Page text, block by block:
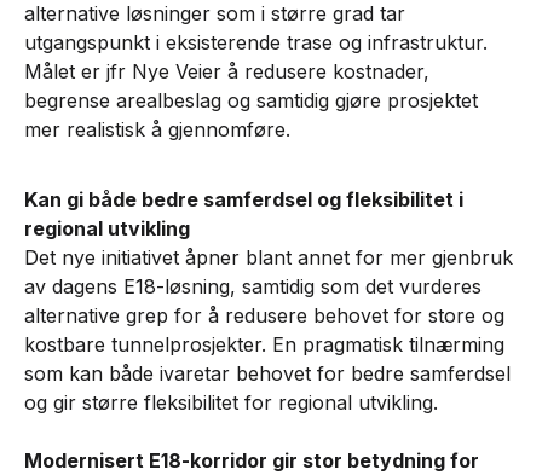
alternative løsninger som i større grad tar
utgangspunkt i eksisterende trase og infrastruktur.
Målet er jfr Nye Veier å redusere kostnader,
begrense arealbeslag og samtidig gjøre prosjektet
mer realistisk å gjennomføre.
Kan gi både bedre samferdsel og fleksibilitet i
regional utvikling
Det nye initiativet åpner blant annet for mer gjenbruk
av dagens E18-løsning, samtidig som det vurderes
alternative grep for å redusere behovet for store og
kostbare tunnelprosjekter. En pragmatisk tilnærming
som kan både ivaretar behovet for bedre samferdsel
og gir større fleksibilitet for regional utvikling.
Modernisert E18-korridor gir stor betydning for